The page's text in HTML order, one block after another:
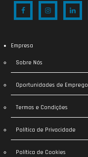
Empresa
Sobre Nós
Oportunidades de Emprego
Termos e Condições
Política de Privacidade
Política de Cookies